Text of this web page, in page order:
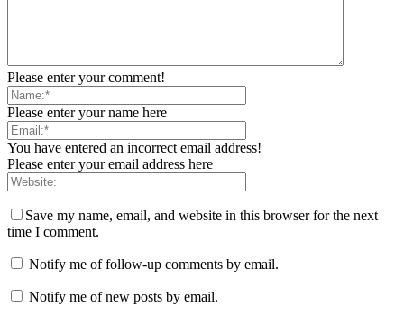
Please enter your comment!
Please enter your name here
You have entered an incorrect email address!
Please enter your email address here
Save my name, email, and website in this browser for the next
time I comment.
Notify me of follow-up comments by email.
Notify me of new posts by email.